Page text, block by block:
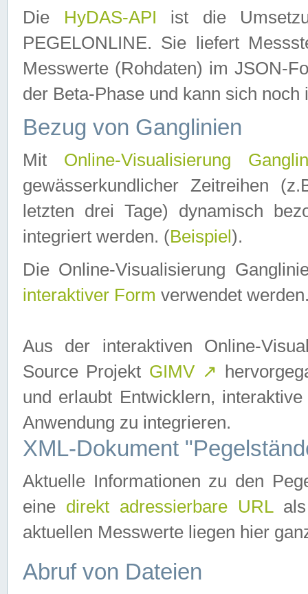
Die HyDAS-API ist die
PEGELONLINE. Sie liefert
Messwerte (Rohdaten) im JSON-
der Beta-Phase und kann sich noch
Bezug von Ganglinien
Mit Online-Visualisierung
gewässerkundlicher Zeitreihen
letzten drei Tage) dynamisch
integriert werden. (Beispiel ).
Die Online-Visualisierung
interaktiver Form verwendet
Aus der interaktiven Online-
Source Projekt GIMV ↗
und erlaubt Entwicklern,
Anwendung zu integrieren.
XML-Dokument
Aktuelle Informationen zu den
eine direkt adressierbare URLals
aktuellen Messwerte liegen hier
Abruf von Dateien